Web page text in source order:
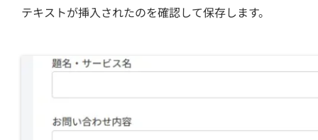
テキストが挿入されたのを確認して保存します。